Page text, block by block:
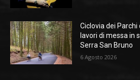
Ciclovia dei Parchi
lavori di messa in
Serra San Bruno
6 Agosto 2026